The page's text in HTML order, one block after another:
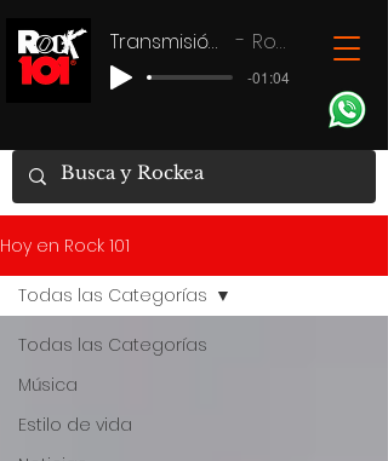
Transmisión en vivo Rock 101
-01:04
Hoy en Rock 101
Todas las Categorías
Música
Estilo de vida
Todas las Categorías